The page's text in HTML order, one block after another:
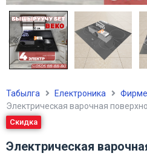
Табылга Електроника
Электрическая варочная
Скидка
Электрическая